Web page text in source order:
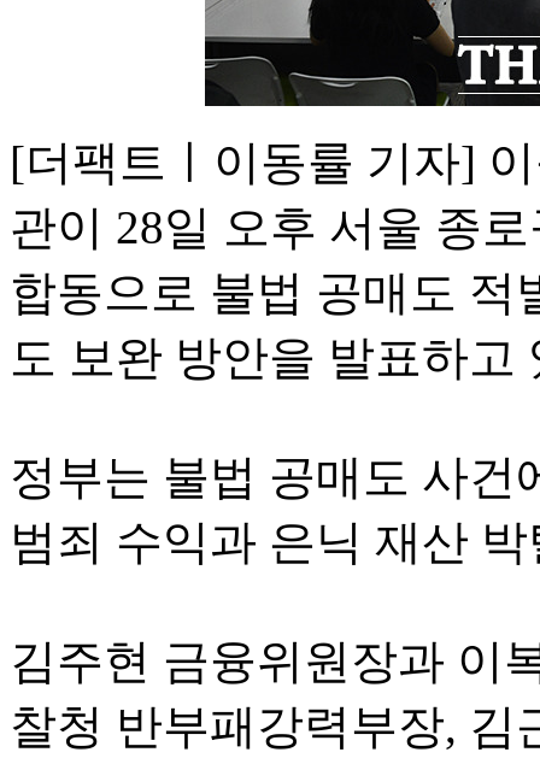
[더팩트ㅣ이동률 기자]
관이 28일 오후 서울 종
합동으로 불법 공매도 적
도 보완 방안을 발표하고
정부는 불법 공매도 사건
범죄 수익과 은닉 재산
김주현 금융위원장과 이
찰청 반부패강력부장, 김